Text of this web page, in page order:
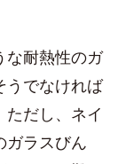
な耐熱性のガ
うでなければ
だし、ネイ
ガラスびん